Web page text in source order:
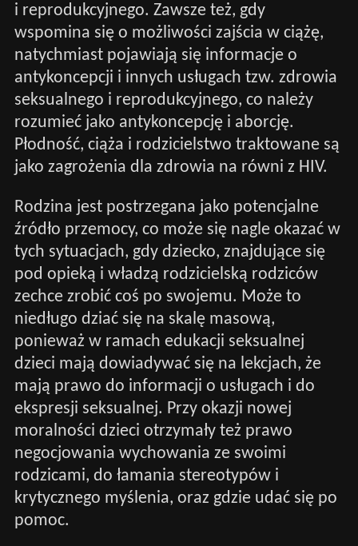
i reprodukcyjnego. Zawsze też, gdy
wspomina się o możliwości zajścia w ciążę,
natychmiast pojawiają się informacje o
antykoncepcji i innych usługach tzw. zdrowia
seksualnego i reprodukcyjnego, co należy
rozumieć jako antykoncepcję i aborcję.
Płodność, ciąża i rodzicielstwo traktowane są
jako zagrożenia dla zdrowia na równi z HIV.
Rodzina jest postrzegana jako potencjalne
źródło przemocy, co może się nagle okazać w
tych sytuacjach, gdy dziecko, znajdujące się
pod opieką i władzą rodzicielską rodziców
zechce zrobić coś po swojemu. Może to
niedługo dziać się na skalę masową,
ponieważ w ramach edukacji seksualnej
dzieci mają dowiadywać się na lekcjach, że
mają prawo do informacji o usługach i do
ekspresji seksualnej. Przy okazji nowej
moralności dzieci otrzymały też prawo
negocjowania wychowania ze swoimi
rodzicami, do łamania stereotypów i
krytycznego myślenia, oraz gdzie udać się po
pomoc.